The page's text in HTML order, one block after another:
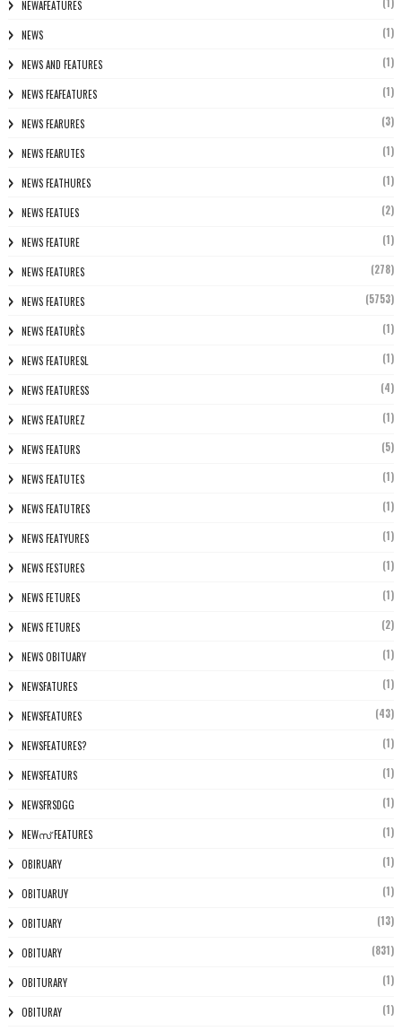
NEWAFEATURES (1)
NEWS (1)
NEWS AND FEATURES (1)
NEWS FEAFEATURES (1)
NEWS FEARURES (3)
NEWS FEARUTES (1)
NEWS FEATHURES (1)
NEWS FEATUES (2)
NEWS FEATURE (1)
NEWS FEATURES (278)
NEWS FEATURES (5753)
NEWS FEATURÈS (1)
NEWS FEATURESL (1)
NEWS FEATURESS (4)
NEWS FEATUREZ (1)
NEWS FEATURS (5)
NEWS FEATUTES (1)
NEWS FEATUTRES (1)
NEWS FEATYURES (1)
NEWS FESTURES (1)
NEWS FETURES (1)
NEWS FETURES (2)
NEWS OBITUARY (1)
NEWSFATURES (1)
NEWSFEATURES (43)
NEWSFEATURES? (1)
NEWSFEATURS (1)
NEWSFRSDGG (1)
NEWസ് FEATURES (1)
OBIRUARY (1)
OBITUARUY (1)
OBITUARY (13)
OBITUARY (831)
OBITURARY (1)
OBITURAY (1)